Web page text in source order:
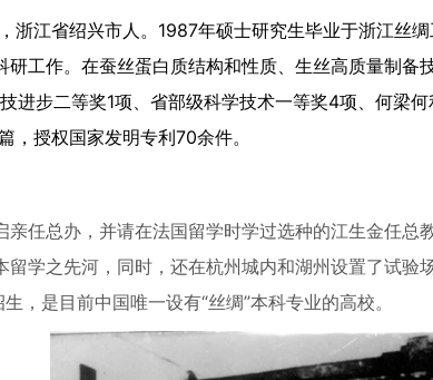
浙江省绍兴市人。1987年硕士研究生毕业于浙江丝
工作。在蚕丝蛋白质结构和性质、生丝高质量制
进步二等奖1项、省部级科学技术一等奖4项、何梁
授权国家发明专利70余件。
任总办，并请在法国留学时学过选种的江生金任
学之先河，同时，还在杭州城内和湖州设置了试
，是目前中国唯一设有“丝绸”本科专业的高校。